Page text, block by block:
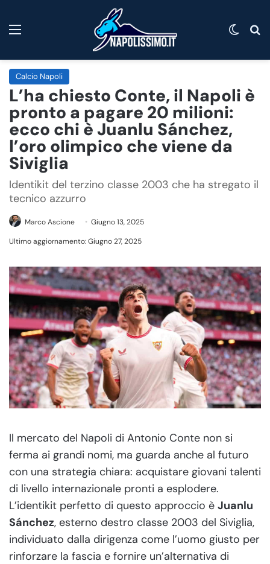
Calcio Napoli
L’ha chiesto Conte, il Napoli è
pronto a pagare 20 milioni:
ecco chi è Juanlu Sánchez,
l’oro olimpico che viene da
Siviglia
Identikit del terzino classe 2003 che ha stregato il
tecnico azzurro
Marco Ascione
Giugno 13, 2025
Ultimo aggiornamento: Giugno 27, 2025
Il mercato del Napoli di Antonio Conte non si
ferma ai grandi nomi, ma guarda anche al futuro
con una strategia chiara: acquistare giovani talenti
di livello internazionale pronti a esplodere.
L’identikit perfetto di questo approccio è Juanlu
Sánchez, esterno destro classe 2003 del Siviglia,
individuato dalla dirigenza come l’uomo giusto per
rinforzare la fascia e fornire un’alternativa di